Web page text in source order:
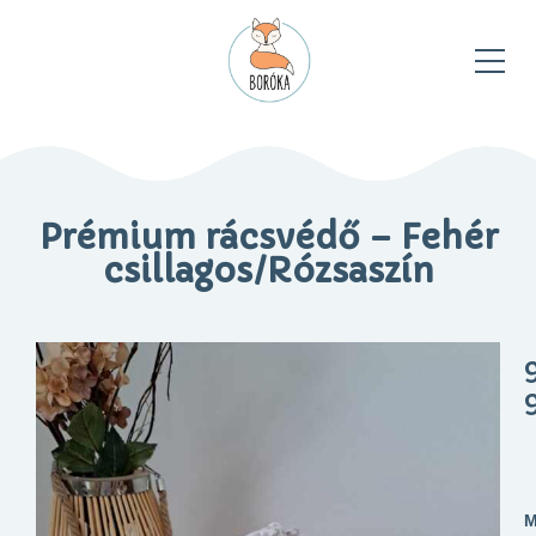
Prémium rácsvédő – Fehér
csillagos/Rózsaszín